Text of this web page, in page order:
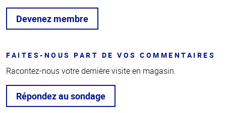
Devenez membre
FAITES-NOUS PART DE VOS COMMENTAIRES
Racontez-nous votre dernière visite en magasin.
Répondez au sondage